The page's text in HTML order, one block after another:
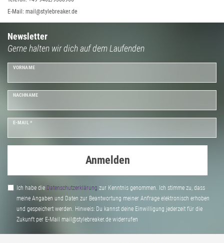
E-Mail: mail@stylebreaker.de
Newsletter
Gerne halten wir dich auf dem Laufenden
VORNAME
NACHNAME
E-MAIL *
Anmelden
Ich habe die Daten­schutz­erklärung zur Kenntnis genommen. Ich stimme zu, dass
meine Angaben und Daten zur Beantwortung meiner Anfrage elektronisch erhoben
und gespeichert werden. Hinweis: Du kannst deine Einwilligung jederzeit für die
Zukunft per E-Mail mail@stylebreaker.de widerrufen